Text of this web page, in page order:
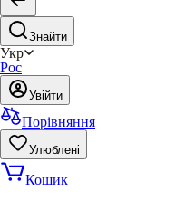
Знайти
Укр
Рос
Увійти
Порівняння
Улюблені
Кошик